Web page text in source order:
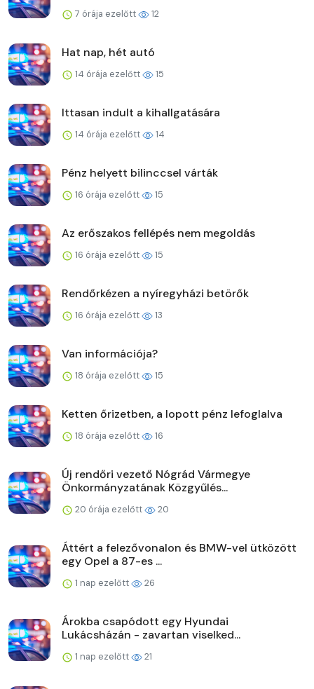
7 órája ezelőtt 12
Hat nap, hét autó
14 órája ezelőtt 15
Ittasan indult a kihallgatására
14 órája ezelőtt 14
Pénz helyett bilinccsel várták
16 órája ezelőtt 15
Az erőszakos fellépés nem megoldás
16 órája ezelőtt 15
Rendőrkézen a nyíregyházi betörők
16 órája ezelőtt 13
Van információja?
18 órája ezelőtt 15
Ketten őrizetben, a lopott pénz lefoglalva
18 órája ezelőtt 16
Új rendőri vezető Nógrád Vármegye
Önkormányzatának Közgyűlés...
20 órája ezelőtt 20
Áttért a felezővonalon és BMW-vel ütközött
egy Opel a 87-es ...
1 nap ezelőtt 26
Árokba csapódott egy Hyundai
Lukácsházán - zavartan viselked...
1 nap ezelőtt 21